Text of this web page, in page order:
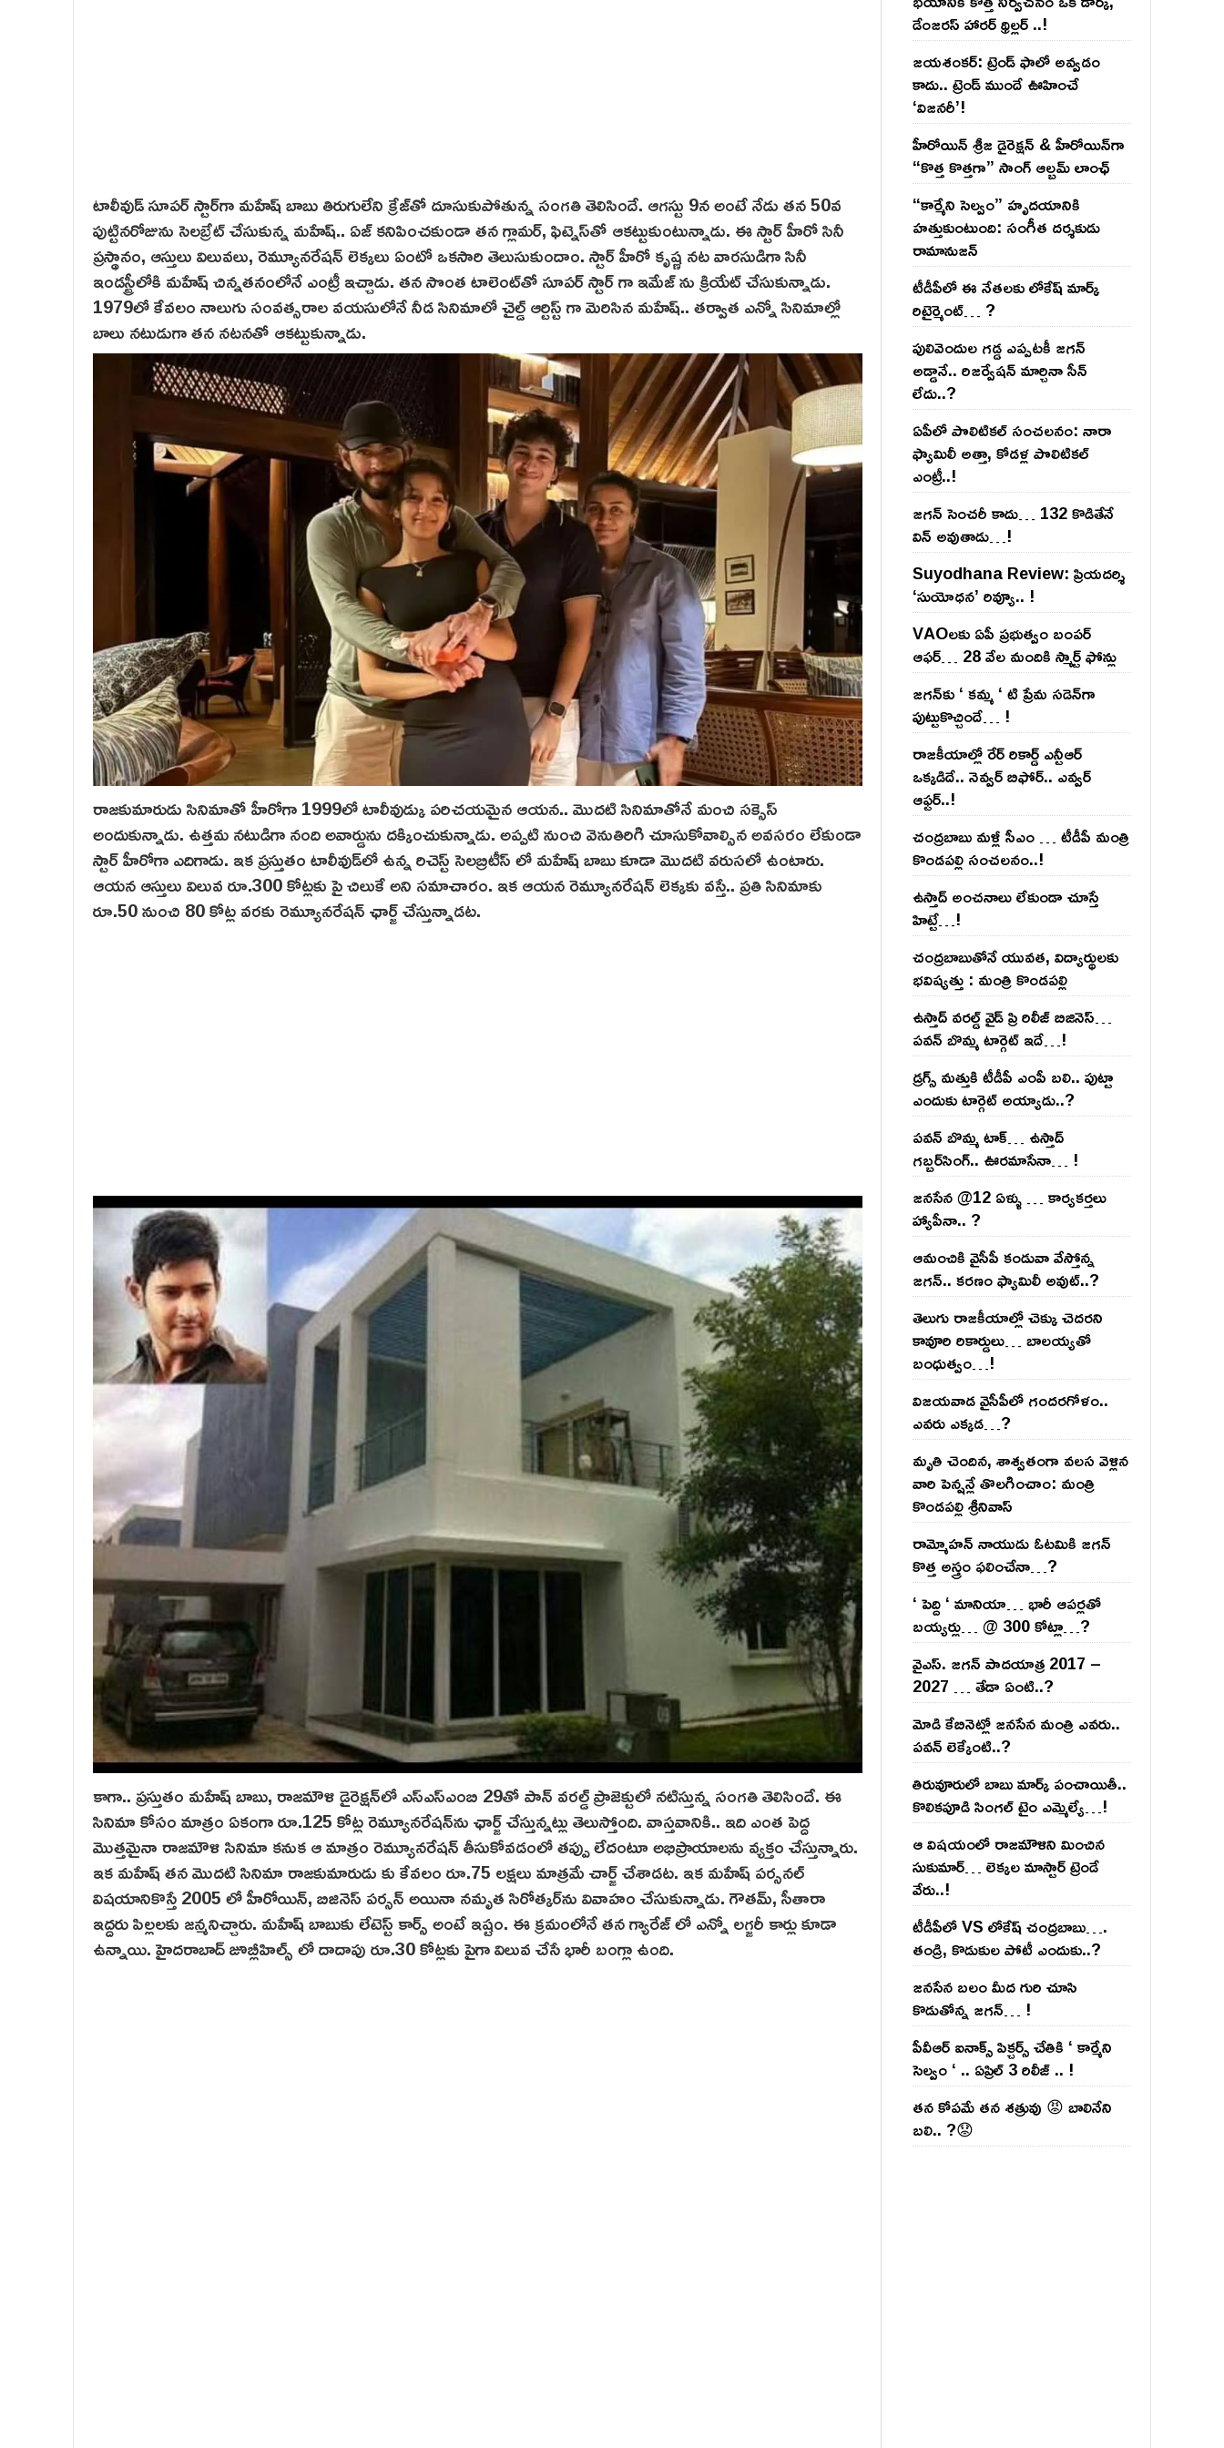
టాలీవుడ్ సూపర్ స్టార్‌గా మహేష్ బాబు తిరుగులేని క్రేజ్‌తో దూసుకుపోతున్న సంగతి తెలిసిందే. ఆగస్టు 9న‌ అంటే నేడు తన 50వ
పుట్టినరోజును సెలబ్రేట్ చేసుకున్న మహేష్.. ఏజ్‌ కనిపించకుండా తన గ్లామర్, ఫిట్నెస్‌తో ఆకట్టుకుంటున్నాడు. ఈ స్టార్ హీరో సినీ
ప్రస్థానం, ఆస్తులు విలువలు, రెమ్యూనరేషన్ లెక్కలు ఏంటో ఒకసారి తెలుసుకుందాం. స్టార్ హీరో కృష్ణ నట వారసుడిగా సినీ
ఇండస్ట్రీలోకి మహేష్ చిన్నతనంలోనే ఎంట్రీ ఇచ్చాడు. తన సొంత టాలెంట్‌తో సూపర్ స్టార్ గా ఇమేజ్ ను క్రియేట్ చేసుకున్నాడు.
1979లో కేవలం నాలుగు సంవత్సరాల వయసులోనే నీడ సినిమాలో చైల్డ్ ఆర్టిస్ట్ గా మెరిసిన మహేష్.. తర్వాత ఎన్నో సినిమాల్లో
బాలు నటుడుగా తన నటనతో ఆకట్టుకున్నాడు.
రాజకుమారుడు సినిమాతో హీరోగా 1999లో టాలీవుడ్కు పరిచయమైన ఆయ‌న.. మొదటి సినిమాతోనే మంచి సక్సెస్
అందుకున్నాడు. ఉత్తమ నటుడిగా నంది అవార్డును దక్కించుకున్నాడు. అప్పటి నుంచి వెనుతిరిగి చూసుకోవాల్సిన అవసరం లేకుండా
స్టార్ హీరోగా ఎదిగాడు. ఇక ప్రస్తుతం టాలీవుడ్‌లో ఉన్న రిచెస్ట్ సెలబ్రిటీస్ లో మహేష్ బాబు కూడా మొదటి వరుసలో ఉంటారు.
ఆయన ఆస్తులు విలువ రూ.300 కోట్లకు పై చిలుకే అని సమాచారం. ఇక ఆయన రెమ్యూనరేషన్ లెక్కకు వస్తే.. ప్రతి సినిమాకు
రూ.50 నుంచి 80 కోట్ల వరకు రెమ్యూనరేషన్ ఛార్జ్ చేస్తున్నాడట.
కాగా.. ప్రస్తుతం మహేష్ బాబు, రాజమౌళి డైరెక్షన్‌లో ఎస్ఎస్ఎంబి 29తో పాన్ వరల్డ్ ప్రాజెక్టులో నటిస్తున్న సంగతి తెలిసిందే. ఈ
సినిమా కోసం మాత్రం ఏకంగా రూ.125 కోట్ల రెమ్యూనరేషన్‌ను ఛార్జ్ చేస్తున్నట్లు తెలుస్తోంది. వాస్తవానికి.. ఇది ఎంత పెద్ద
మొత్తమైనా రాజమౌళి సినిమా కనుక ఆ మాత్రం రెమ్యూనరేషన్ తీసుకోవడంలో తప్పు లేదంటూ అభిప్రాయాలను వ్యక్తం చేస్తున్నారు.
ఇక మహేష్ తన మొదటి సినిమా రాజకుమారుడు కు కేవలం రూ.75 లక్షలు మాత్రమే చార్జ్‌ చేశాడట. ఇక మహేష్ పర్సనల్
విషయానికొస్తే 2005 లో హీరోయిన్, బిజినెస్ పర్సన్ అయినా న‌మృత సిరోత్కర్‌ను వివాహం చేసుకున్నాడు. గౌతమ్, సీతారా
ఇద్దరు పిల్లలకు జన్మనిచ్చారు. మహేష్ బాబుకు లేటెస్ట్ కార్స్ అంటే ఇష్టం. ఈ క్రమంలోనే తన గ్యారేజ్ లో ఎన్నో లగ్జరీ కార్లు కూడా
ఉన్నాయి. హైదరాబాద్ జూబ్లీహిల్స్ లో దాదాపు రూ.30 కోట్లకు పైగా విలువ చేసే భారీ బంగ్లా ఉంది.
డేంజరస్ హారర్ థ్రిల్లర్ ..!
జయశంకర్: ట్రెండ్‌ ఫాలో అవ్వడం
కాదు.. ట్రెండ్‌ ముందే ఊహించే
‘విజనరీ’!
హీరోయిన్ శ్రీజ డైరెక్ష‌న్ & హీరోయిన్‌గా
“కొత్త కొత్తగా” సాంగ్ ఆల్బమ్ లాంఛ్
“కార్మేని సెల్వం” హృదయానికి
హత్తుకుంటుంది: సంగీత దర్శకుడు
రామానుజన్
టీడీపీలో ఈ నేత‌ల‌కు లోకేష్ మార్క్
రిటైర్మెంట్‌… ?
పులివెందుల గ‌డ్డ ఎప్ప‌ట‌కీ జ‌గ‌న్
అడ్డానే.. రిజ‌ర్వేష‌న్ మార్చినా సీన్
లేదు..?
ఏపీలో పొలిటిక‌ల్ సంచ‌ల‌నం: నారా
ఫ్యామిలీ అత్తా, కోడ‌ళ్ల పొలిటికల్
ఎంట్రీ..!
జ‌గ‌న్ సెంచ‌రీ కాదు… 132 కొడితేనే
విన్ అవుతాడు…!
Suyodhana Review: ప్రియదర్శి
‘సుయోధన’ రివ్యూ.. !
VAOల‌కు ఏపీ ప్ర‌భుత్వం బంప‌ర్
ఆఫ‌ర్‌… 28 వేల మందికి స్మార్ట్ ఫోన్లు
జ‌గ‌న్‌కు ‘ క‌మ్మ ‘ టి ప్రేమ స‌డెన్‌గా
పుట్టుకొచ్చిందే… !
రాజ‌కీయాల్లో రేర్ రికార్డ్ ఎన్టీఆర్
ఒక్క‌డిదే.. నెవ్వ‌ర్ బిఫోర్‌.. ఎవ్వ‌ర్
ఆఫ్ట‌ర్‌..!
చంద్ర‌బాబు మ‌ళ్లీ సీఎం … టీడీపీ మంత్రి
కొండ‌ప‌ల్లి సంచ‌ల‌నం..!
ఉస్తాద్ అంచ‌నాలు లేకుండా చూస్తే
హిట్టే…!
చంద్ర‌బాబుతోనే యువ‌త‌, విద్యార్థుల‌కు
భ‌విష్య‌త్తు : మంత్రి కొండ‌ప‌ల్లి
ఉస్తాద్ వ‌ర‌ల్డ్ వైడ్ ప్రి రిలీజ్ బిజినెస్‌…
ప‌వ‌న్ బొమ్మ టార్గెట్ ఇదే…!
డ్రగ్స్ మత్తుకి టీడీపీ ఎంపీ బలి.. పుట్టా
ఎందుకు టార్గెట్ అయ్యాడు..?
ప‌వ‌న్ బొమ్మ టాక్‌… ఉస్తాద్
గ‌బ్బ‌ర్‌సింగ్‌.. ఊర‌మాసేనా… !
జనసేన @12 ఏళ్ళు … కార్యకర్తలు
హ్యాపీనా.. ?
ఆమంచికి వైసీపీ కండువా వేస్తోన్న
జ‌గ‌న్‌.. క‌ర‌ణం ఫ్యామిలీ అవుట్‌..?
తెలుగు రాజ‌కీయాల్లో చెక్కు చెద‌ర‌ని
కావూరి రికార్డులు… బాల‌య్యతో
బంధుత్వం…!
విజ‌య‌వాడ వైసీపీలో గంద‌ర‌గోళం..
ఎవ‌రు ఎక్క‌డ‌…?
మృతి చెందిన, శాశ్వతంగా వలస వెళ్లిన
వారి పెన్ష‌న్లే తొల‌గించాం: మంత్రి
కొండపల్లి శ్రీనివాస్
రామ్మోహ‌న్ నాయుడు ఓట‌మికి జ‌గ‌న్
కొత్త అస్త్రం ఫ‌లించేనా…?
‘ పెద్ది ‘ మానియా… భారీ ఆప‌ర్ల‌తో
బ‌య్య‌ర్లు… @ 300 కోట్లా…?
వైఎస్‌. జ‌గ‌న్ పాద‌యాత్ర 2017 –
2027 … తేడా ఏంటి..?
మోడి కేబినెట్లో జ‌నసేన మంత్రి ఎవ‌రు..
ప‌వ‌న్ లెక్కేంటి..?
తిరువూరులో బాబు మార్క్ పంచాయితీ..
కొలిక‌పూడి సింగ‌ల్ టైం ఎమ్మెల్యే…!
ఆ విష‌యంలో రాజ‌మౌళిని మించిన
సుకుమార్‌… లెక్క‌ల మాస్టార్ ట్రెండే
వేరు..!
టీడీపీలో VS లోకేష్ చంద్ర‌బాబు….
తండ్రి, కొడుకుల పోటీ ఎందుకు..?
జ‌న‌సేన బ‌లం మీద గురి చూసి
కొడుతోన్న జ‌గ‌న్‌… !
పీవీఆర్ ఐనాక్స్ పిక్చర్స్ చేతికి ‘ కార్మేని
సెల్వం ‘ .. ఏప్రిల్ 3 రిలీజ్ .. !
తన కోపమే తన శత్రువు 😡 బాలినేని
బలి.. ?😟